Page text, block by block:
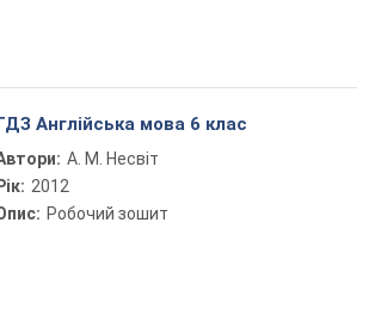
Англійська мова 6 клас
А. М. Несвіт
Рік: 2012
Робочий зошит